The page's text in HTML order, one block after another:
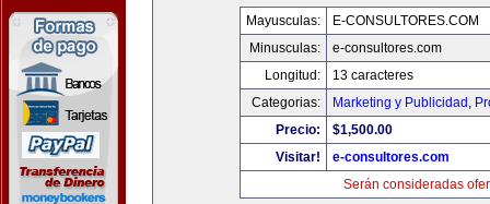
Mayusculas:
E-CONSULTORES.COM
Minusculas:
e-consultores.com
Longitud:
13 caracteres
Categorias:
Marketing y Publicidad ,
Precio:
$1,500.00
Visitar!
e-consultores.com
Serán consideradas